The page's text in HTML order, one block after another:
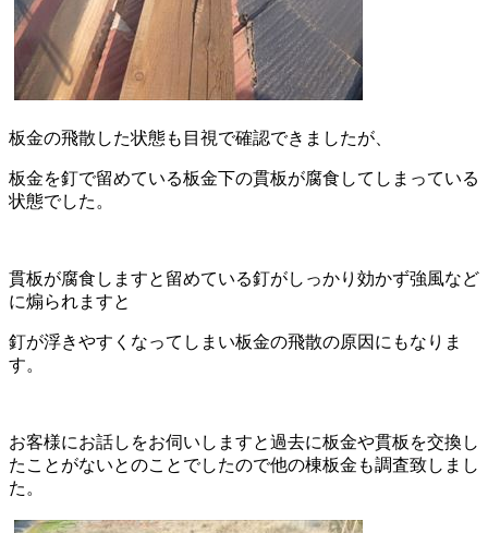
板金の飛散した状態も目視で確認できましたが、
板金を釘で留めている板金下の貫板が腐食してしまっている
状態でした。
貫板が腐食しますと留めている釘がしっかり効かず強風など
に煽られますと
釘が浮きやすくなってしまい板金の飛散の原因にもなりま
す。
お客様にお話しをお伺いしますと過去に板金や貫板を交換し
たことがないとのことでしたので他の棟板金も調査致しまし
た。